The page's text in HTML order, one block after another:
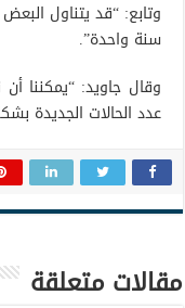
سنة واحدة”.
عدد الحالات الجديدة
مقالات متعلقة